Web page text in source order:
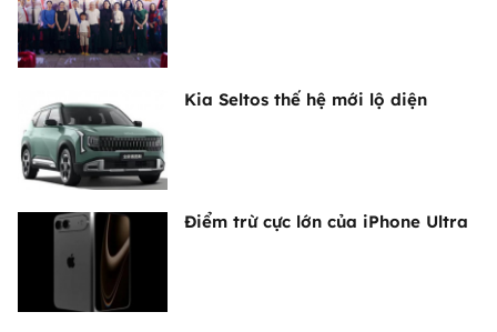
Kia Seltos thế hệ mới lộ diện
Điểm trừ cực lớn của iPhone Ultra